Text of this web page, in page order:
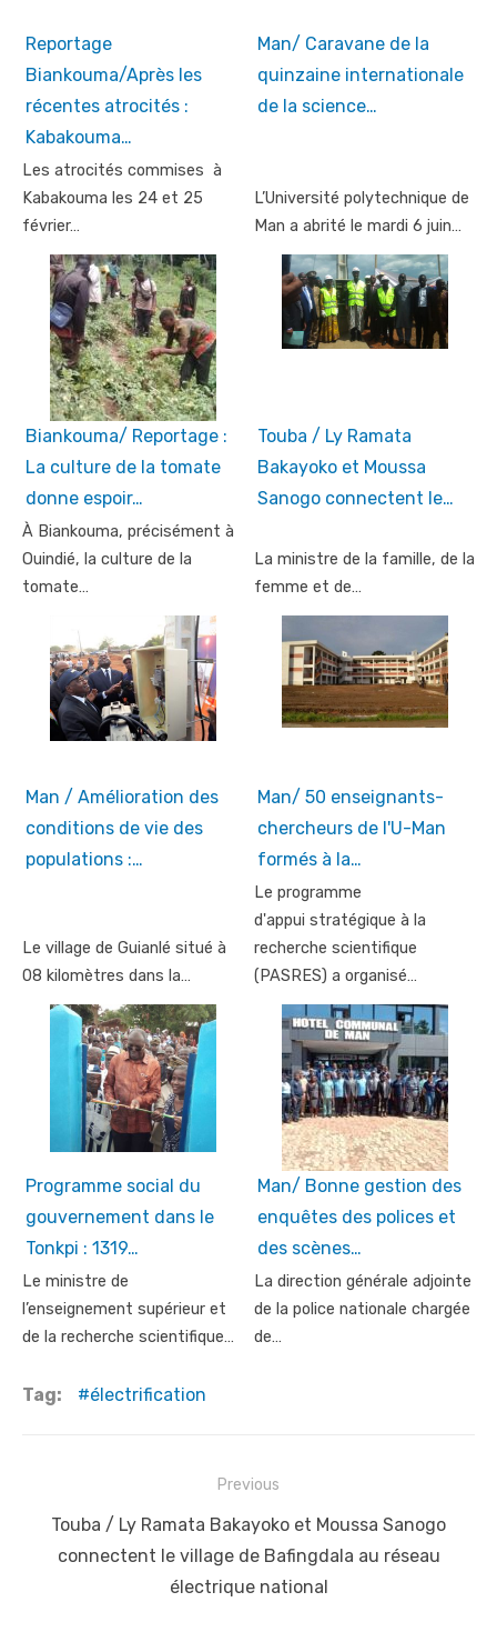
Reportage
Biankouma/Après les
récentes atrocités :
Kabakouma…
Les atrocités commises à
Kabakouma les 24 et 25
février…
Man/ Caravane de la
quinzaine internationale
de la science…
L’Université polytechnique de
Man a abrité le mardi 6 juin…
Biankouma/ Reportage :
La culture de la tomate
donne espoir…
À Biankouma, précisément à
Ouindié, la culture de la
tomate…
Touba / Ly Ramata
Bakayoko et Moussa
Sanogo connectent le…
La ministre de la famille, de la
femme et de…
Man / Amélioration des
conditions de vie des
populations :…
Le village de Guianlé situé à
08 kilomètres dans la…
Man/ 50 enseignants-
chercheurs de l'U-Man
formés à la…
Le programme
d'appui stratégique à la
recherche scientifique
(PASRES) a organisé…
Programme social du
gouvernement dans le
Tonkpi : 1319…
Le ministre de
l’enseignement supérieur et
de la recherche scientifique…
Man/ Bonne gestion des
enquêtes des polices et
des scènes…
La direction générale adjointe
de la police nationale chargée
de…
Tag: électrification
navigation
Previous
Previous
post:
Touba / Ly Ramata Bakayoko et Moussa Sanogo
connectent le village de Bafingdala au réseau
électrique national